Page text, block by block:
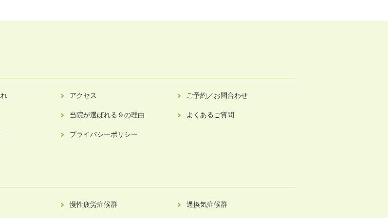
アクセス ご予約／お問合わせ
当院が選ばれる９の理由 よくあるご質問
プライバシーポリシー
慢性疲労症候群 過換気症候群